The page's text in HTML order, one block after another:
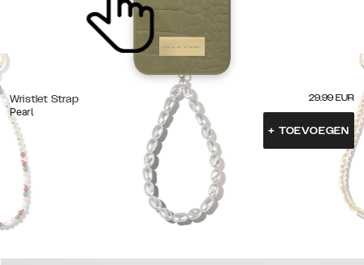
Wristlet Strap
Pearl
29.99 EUR
+ TOEVOEGEN